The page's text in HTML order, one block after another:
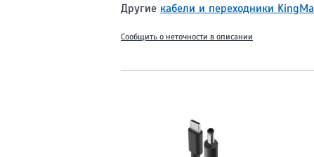
Другие кабели и переходники KingMa
Сообщить о неточности в описании